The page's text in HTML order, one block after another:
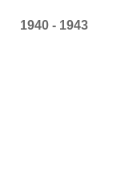
1940 - 1943